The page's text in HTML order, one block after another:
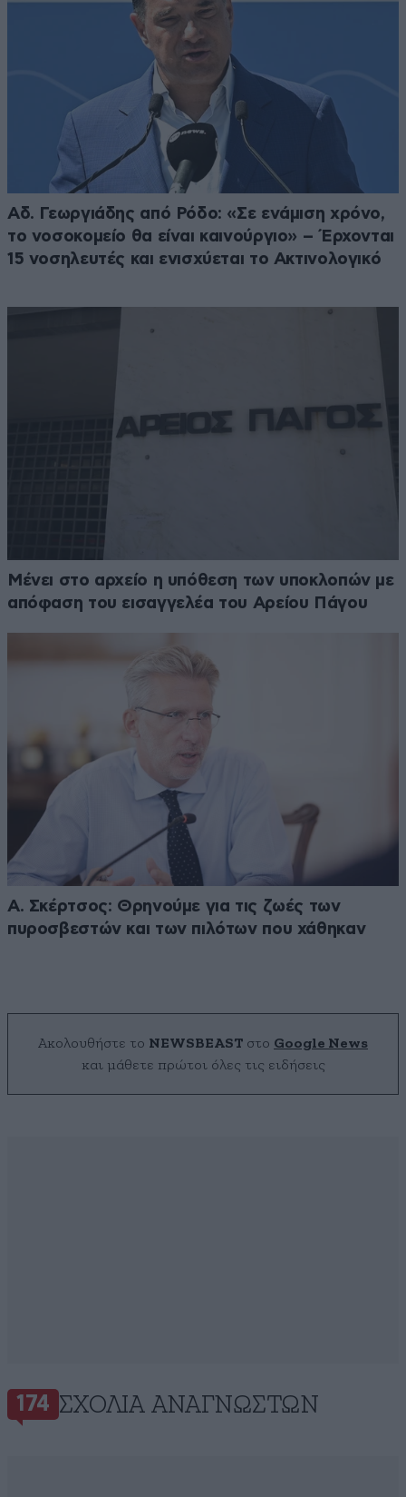
Αδ. Γεωργιάδης από Ρόδο: «Σε ενάμιση χρόνο,
το νοσοκομείο θα είναι καινούργιο» – Έρχονται
15 νοσηλευτές και ενισχύεται το Ακτινολογικό
Μένει στο αρχείο η υπόθεση των υποκλοπών με
απόφαση του εισαγγελέα του Αρείου Πάγου
Α. Σκέρτσος: Θρηνούμε για τις ζωές των
πυροσβεστών και των πιλότων που χάθηκαν
Ακολουθήστε το NEWSBEAST στο Google News
και μάθετε πρώτοι όλες τις ειδήσεις
174 ΣΧΌΛΙΑ ΑΝΑΓΝΩΣΤΏΝ